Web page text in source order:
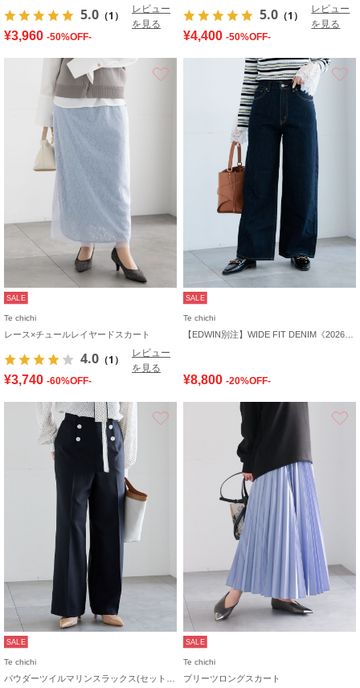
5.0 （1）
レビュー
を見る
¥3,960 -50%OFF-
5.0 （1）
レビュー
を見る
¥4,400 -50%OFF-
SALE
Te chichi
レース×チュールレイヤードスカート
4.0 （1）
レビュー
を見る
¥3,740 -60%OFF-
SALE
Te chichi
¥8,800 -20%OFF-
SALE
Te chichi
SALE
Te chichi
プリーツロングスカート